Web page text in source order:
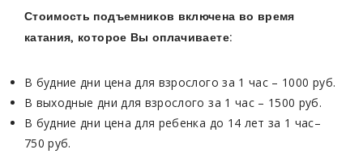
Стоимость подъемников включена во время
катания, которое Вы оплачиваете:
В будние дни цена для взрослого за 1 час – 1000 руб.
В выходные дни для взрослого за 1 час – 1500 руб.
В будние дни цена для ребенка до 14 лет за 1 час–
750 руб.